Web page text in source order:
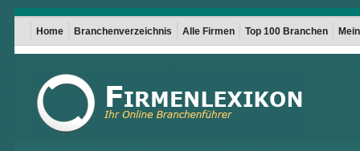
Home Branchenverzeichnis Alle Firmen Top 100 Branchen